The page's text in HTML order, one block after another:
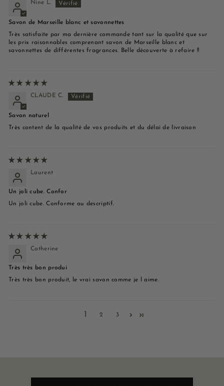
Nine L.
Savon de Marseille blanc et savonnettes
Très satisfaite par ma dernière commande tant sur la qualité que sur
les prix raisonnables comprenant savon de Marseille blanc et
savonnettes de différentes fragrances. Belle découverte à refaire !!
CLAUDE C.
Savon naturel
Très content de la qualité de vos produits et du délai de livraison
Laurent
Un joli cube. Confor
Un joli cube. Conforme au descriptif.
Catherine
Très très bon produi
Très très bon produit, le vrai savon comme je l aime.
1 2 3